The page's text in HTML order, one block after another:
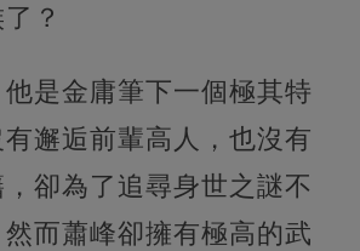
？
是金庸筆下一個極其特
邂逅前輩高人，也沒有
卻為了追尋身世之謎不
而蕭峰卻擁有極高的武